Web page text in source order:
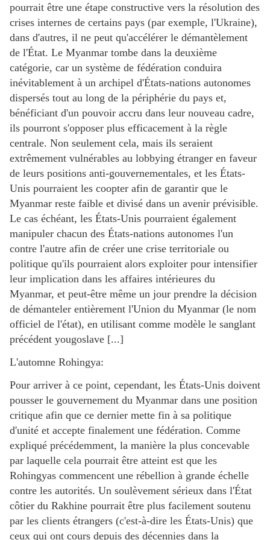
pourrait être une étape constructive vers la résolution des
crises internes de certains pays (par exemple, l'Ukraine),
dans d'autres, il ne peut qu'accélérer le démantèlement
de l'État. Le Myanmar tombe dans la deuxième
catégorie, car un système de fédération conduira
inévitablement à un archipel d'États-nations autonomes
dispersés tout au long de la périphérie du pays et,
bénéficiant d'un pouvoir accru dans leur nouveau cadre,
ils pourront s'opposer plus efficacement à la règle
centrale. Non seulement cela, mais ils seraient
extrêmement vulnérables au lobbying étranger en faveur
de leurs positions anti-gouvernementales, et les États-
Unis pourraient les coopter afin de garantir que le
Myanmar reste faible et divisé dans un avenir prévisible.
Le cas échéant, les États-Unis pourraient également
manipuler chacun des États-nations autonomes l'un
contre l'autre afin de créer une crise territoriale ou
politique qu'ils pourraient alors exploiter pour intensifier
leur implication dans les affaires intérieures du
Myanmar, et peut-être même un jour prendre la décision
de démanteler entièrement l'Union du Myanmar (le nom
officiel de l'état), en utilisant comme modèle le sanglant
précédent yougoslave [...]
L'automne Rohingya:
Pour arriver à ce point, cependant, les États-Unis doivent
pousser le gouvernement du Myanmar dans une position
critique afin que ce dernier mette fin à sa politique
d'unité et accepte finalement une fédération. Comme
expliqué précédemment, la manière la plus concevable
par laquelle cela pourrait être atteint est que les
Rohingyas commencent une rébellion à grande échelle
contre les autorités. Un soulèvement sérieux dans l'État
côtier du Rakhine pourrait être plus facilement soutenu
par les clients étrangers (c'est-à-dire les États-Unis) que
ceux qui ont cours depuis des décennies dans la